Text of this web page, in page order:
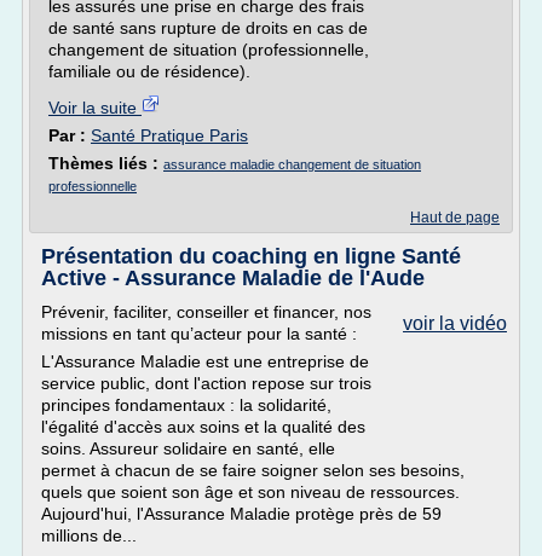
les assurés une prise en charge des frais
de santé sans rupture de droits en cas de
changement de situation (professionnelle,
familiale ou de résidence).
Voir la suite
Par : Santé Pratique Paris
Thèmes liés : assurance maladie changement de situation
professionnelle
Haut de page
Présentation du coaching en ligne Santé
Active - Assurance Maladie de l'Aude
voir la vidéo
Prévenir, faciliter, conseiller et financer, nos
missions en tant qu’acteur pour la santé :
L'Assurance Maladie est une entreprise de
service public, dont l'action repose sur trois
principes fondamentaux : la solidarité,
l'égalité d'accès aux soins et la qualité des
soins. Assureur solidaire en santé, elle
permet à chacun de se faire soigner selon ses besoins,
quels que soient son âge et son niveau de ressources.
Aujourd'hui, l'Assurance Maladie protège près de 59
millions de...